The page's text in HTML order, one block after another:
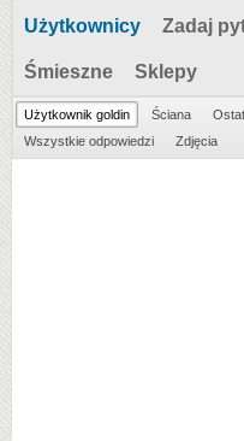
Użytkownicy Zadaj
Śmieszne Sklepy
Użytkownik goldin Ściana
Wszystkie odpowiedzi
Zdjęcia